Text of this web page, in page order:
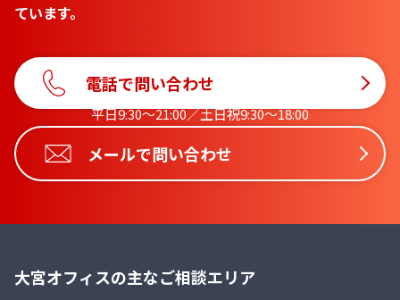
ています。
電話で問い合わせ
平日9:30〜21:00／土日祝9:30〜18:00
メールで問い合わせ
大宮オフィスの主なご相談エリア